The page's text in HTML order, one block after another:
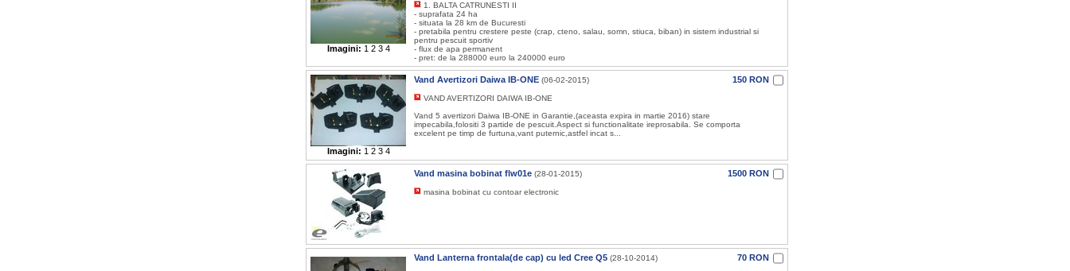
Imagini: 1 2 3 4
1. BALTA CATRUNESTI II
- suprafata 24 ha
- situata la 28 km de Bucuresti
- pretabila pentru crestere peste (crap, cteno, salau, somn, stiuca, biban) in sistem industrial si
pentru pescuit sportiv
- flux de apa permanent
- pret: de la 288000 euro la 240000 euro
Imagini: 1 2 3 4
Vand Avertizori Daiwa IB-ONE (06-02-2015) 150 RON
VAND AVERTIZORI DAIWA IB-ONE
Vand 5 avertizori Daiwa IB-ONE in Garantie,(aceasta expira in martie 2016) stare
impecabila,folositi 3 partide de pescuit.Aspect si functionalitate ireprosabila. Se comporta
excelent pe timp de furtuna,vant puternic,astfel incat s...
Vand masina bobinat flw01e (28-01-2015) 1500 RON
masina bobinat cu contoar electronic
Vand Lanterna frontala(de cap) cu led Cree Q5 (28-10-2014) 70 RON